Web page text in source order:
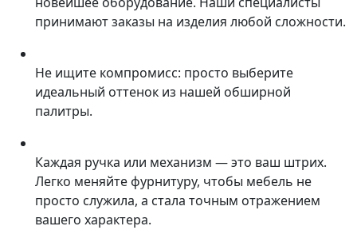
принимают заказы на изделия любой сложности.
Не ищите компромисс: просто выберите
идеальный оттенок из нашей обширной
палитры.
Каждая ручка или механизм — это ваш штрих.
Легко меняйте фурнитуру, чтобы мебель не
просто служила, а стала точным отражением
вашего характера.